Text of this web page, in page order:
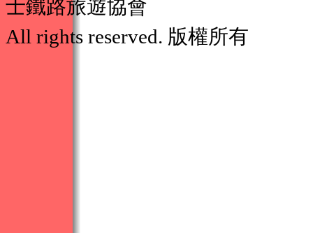
士鐵路旅遊協會
All rights reserved. 版權所有